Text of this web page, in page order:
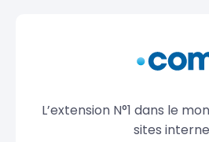
L’extension N°1 dans le
sites